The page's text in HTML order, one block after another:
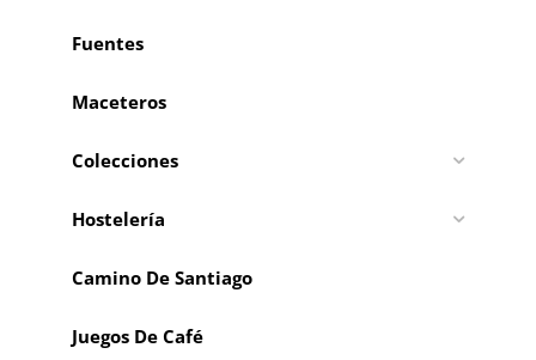
Fuentes
Maceteros
Colecciones
Hostelería
Camino De Santiago
Juegos De Café